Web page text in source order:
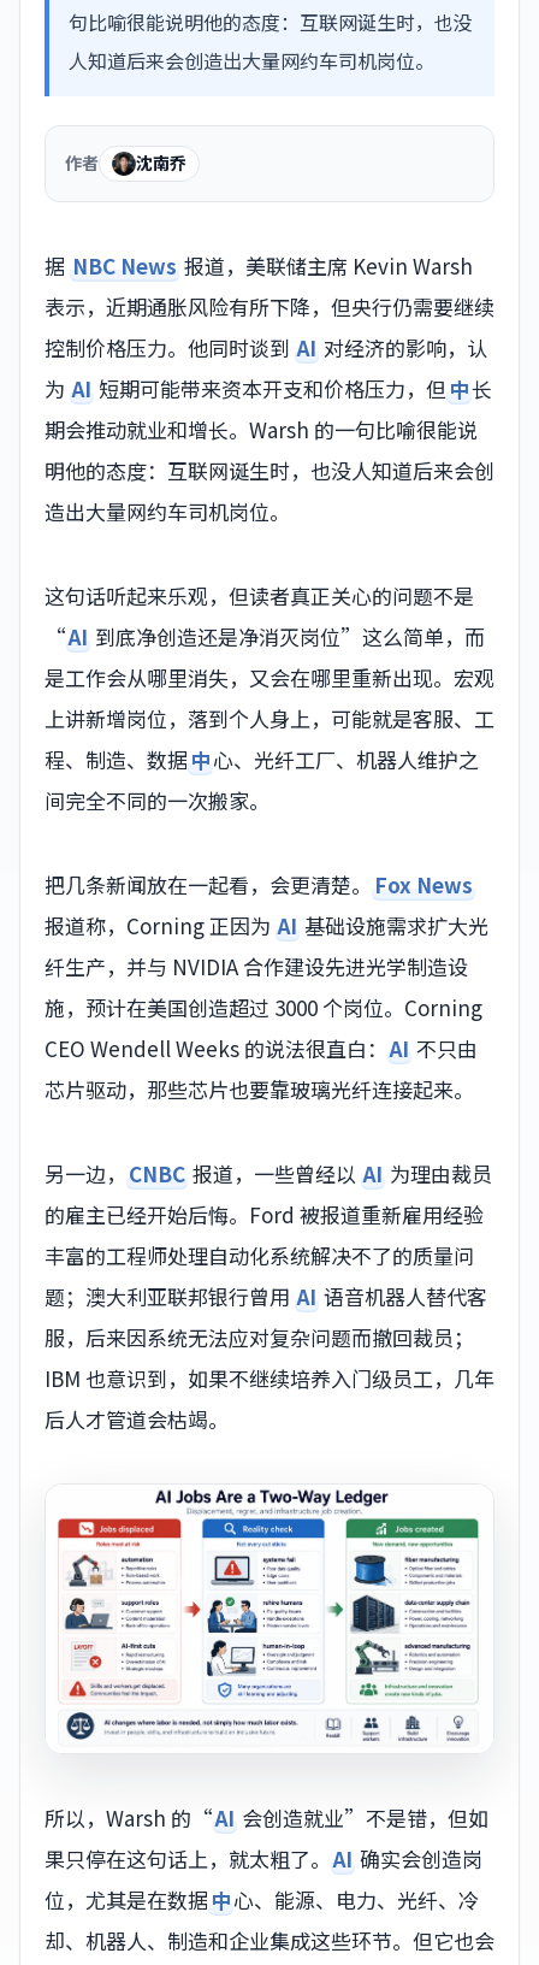
句比喻很能说明他的态度：互联网诞生时，也没
人知道后来会创造出大量网约车司机岗位。
作者 沈南乔
据 NBC News 报道，美联储主席 Kevin Warsh
表示，近期通胀风险有所下降，但央行仍需要继续
控制价格压力。他同时谈到 AI 对经济的影响，认
为 AI 短期可能带来资本开支和价格压力，但 中长
期会推动就业和增长。Warsh 的一句比喻很能说
明他的态度：互联网诞生时，也没人知道后来会创
造出大量网约车司机岗位。
这句话听起来乐观，但读者真正关心的问题不是
“AI 到底净创造还是净消灭岗位”这么简单，而
是工作会从哪里消失，又会在哪里重新出现。宏观
上讲新增岗位，落到个人身上，可能就是客服、工
程、制造、数据中心、光纤工厂、机器人维护之
间完全不同的一次搬家。
把几条新闻放在一起看，会更清楚。 Fox News
报道称，Corning 正因为 AI 基础设施需求扩大光
纤生产，并与 NVIDIA 合作建设先进光学制造设
施，预计在美国创造超过 3000 个岗位。Corning
CEO Wendell Weeks 的说法很直白： AI 不只由
芯片驱动，那些芯片也要靠玻璃光纤连接起来。
另一边， CNBC 报道，一些曾经以 AI 为理由裁员
的雇主已经开始后悔。Ford 被报道重新雇用经验
丰富的工程师处理自动化系统解决不了的质量问
题；澳大利亚联邦银行曾用 AI 语音机器人替代客
服，后来因系统无法应对复杂问题而撤回裁员；
IBM 也意识到，如果不继续培养入门级员工，几年
后人才管道会枯竭。
所以，Warsh 的“AI 会创造就业”不是错，但如
果只停在这句话上，就太粗了。 AI 确实会创造岗
位，尤其是在数据中心、能源、电力、光纤、冷
却、机器人、制造和企业集成这些环节。但它也会